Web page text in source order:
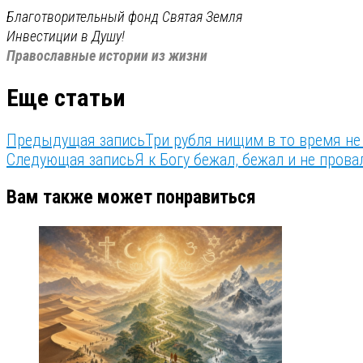
Благотворительный фонд Святая Земля
Инвестиции в Душу!
Православные истории из жизни
Еще статьи
Предыдущая записьТри рубля нищим в то время не
Следующая записьЯ к Богу бежал, бежал и не
Вам также может понравиться